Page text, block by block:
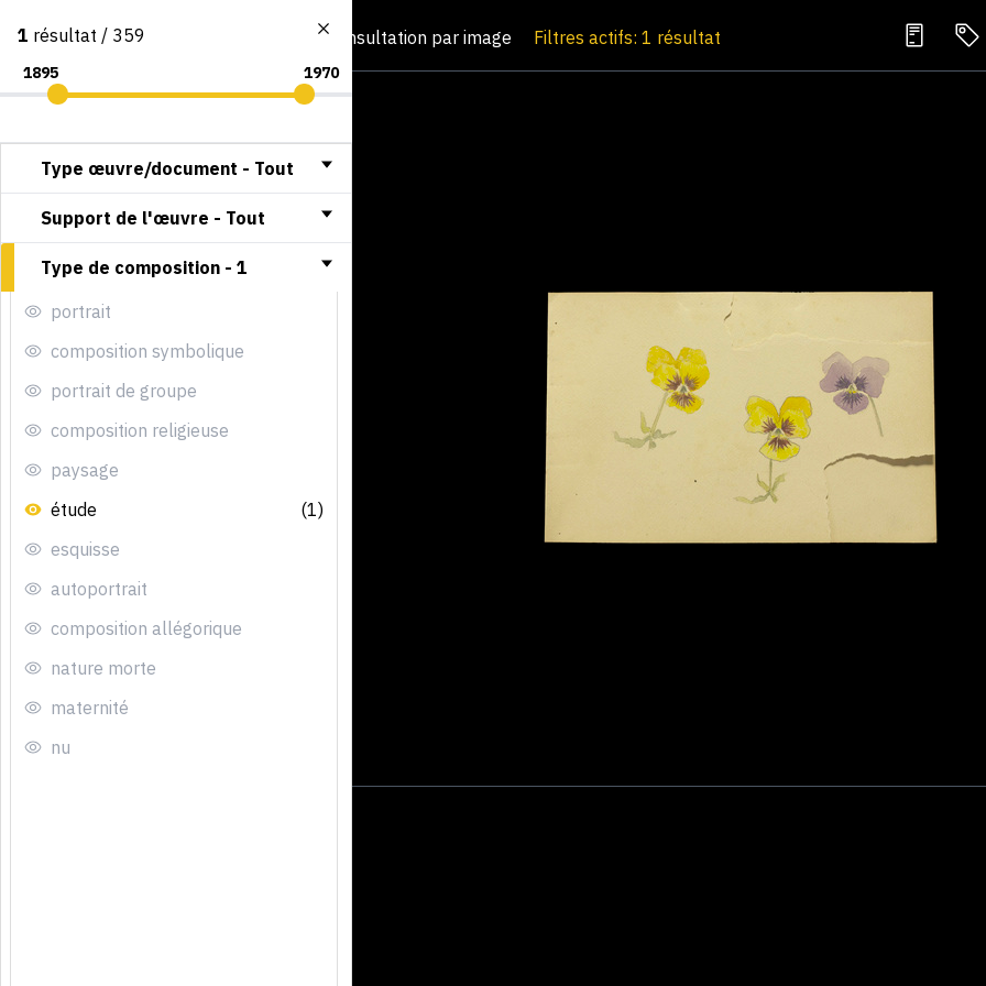
Consultation par image Filtres actifs: 1 résultat
1 résultat / 359
Type œuvre/document - Tout
Support de l'œuvre - Tout
Type de composition - 1
portrait
composition symbolique
portrait de groupe
composition religieuse
paysage
étude
(1)
esquisse
autoportrait
composition allégorique
nature morte
maternité
nu